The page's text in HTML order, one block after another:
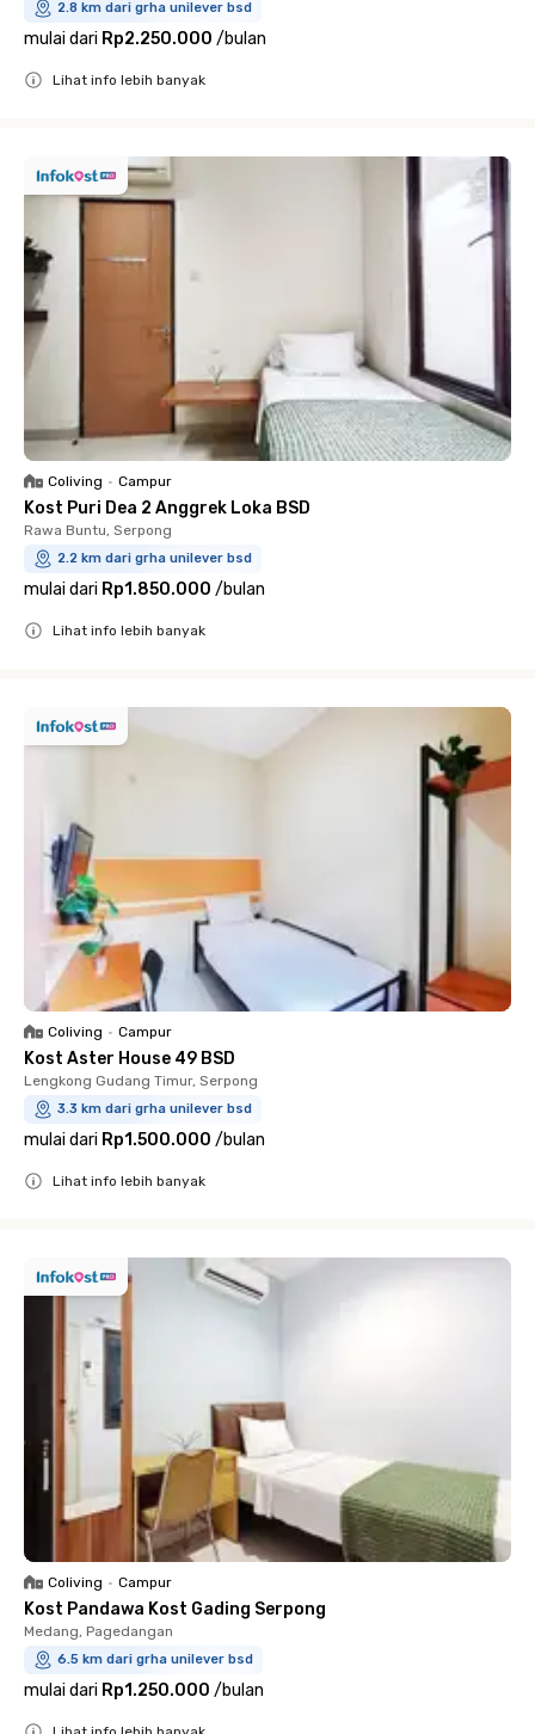
2.8 km dari grha unilever bsd
mulai dari Rp2.250.000 /bulan
Lihat info lebih banyak
Coliving • Campur
Kost Puri Dea 2 Anggrek Loka BSD
Rawa Buntu, Serpong
2.2 km dari grha unilever bsd
mulai dari Rp1.850.000 /bulan
Lihat info lebih banyak
Coliving • Campur
Kost Aster House 49 BSD
Lengkong Gudang Timur, Serpong
3.3 km dari grha unilever bsd
mulai dari Rp1.500.000 /bulan
Lihat info lebih banyak
Coliving • Campur
Kost Pandawa Kost Gading Serpong
Medang, Pagedangan
6.5 km dari grha unilever bsd
mulai dari Rp1.250.000 /bulan